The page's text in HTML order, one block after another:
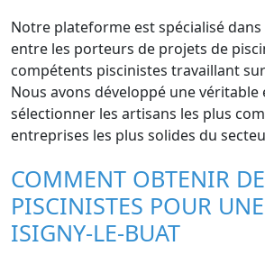
Notre plateforme est spécialisé
entre les porteurs de projets de
compétents piscinistes travaillant
Nous avons développé une
sélectionner les artisans les plus
entreprises les plus solides du
COMMENT OBTENIR
PISCINISTES POUR
ISIGNY-LE-BUAT